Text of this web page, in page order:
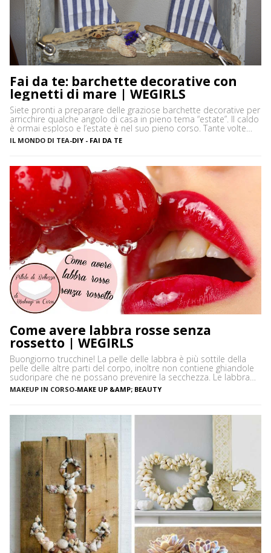
Fai da te: barchette decorative con
legnetti di mare | WEGIRLS
Siete pronti a preparare delle graziose barchette decorative per
arricchire qualche angolo di casa in pieno tema “estate”. Il caldo
è ormai esploso e l’estate è nel suo pieno corso. Tante volte
capita, soprattutto se si sta al mare per lunghi periodi, di
annoiarsi un po’ in spiaggia. Non so voi, ma personalmente
IL MONDO DI TEA-DIY - FAI DA TE
Come avere labbra rosse senza
rossetto | WEGIRLS
Buongiorno trucchine! La pelle delle labbra è più sottile della
pelle delle altre parti del corpo, inoltre non contiene ghiandole
sudoripare che ne possano prevenire la secchezza. Le labbra
sono sensibili alle aggressioni ambientali e spesso possono
diventare scure o sbiadite soprattutto a causa dell’esposizione
MAKEUP IN CORSO-MAKE UP &AMP; BEAUTY